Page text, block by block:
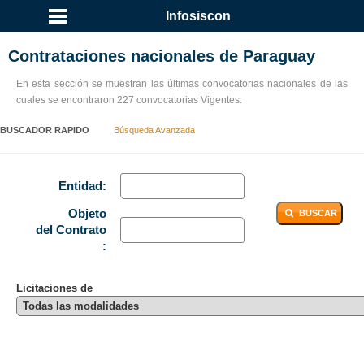
Infosiscon
Contrataciones nacionales de Paraguay
En esta sección se muestran las últimas convocatorias nacionales de las
cuales se encontraron 227 convocatorias Vigentes.
BUSCADOR RAPIDO Búsqueda Avanzada
Entidad:
BUSCAR
Objeto
del Contrato
:
Licitaciones de